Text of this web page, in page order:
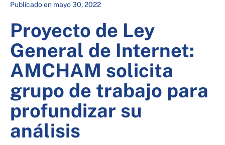
Publicado en mayo 30, 2022
Proyecto de Ley
General de Internet:
AMCHAM solicita
grupo de trabajo para
profundizar su
análisis